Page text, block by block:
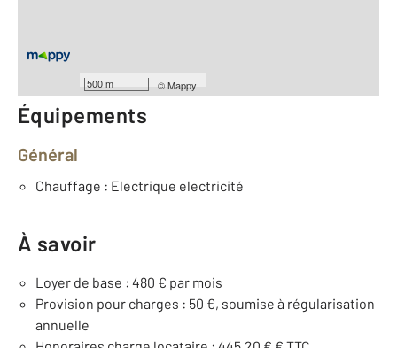
500 m ©Mappy
Année construction : 1989
Équipements
Général
Chauffage : Electrique electricité
À savoir
Loyer de base : 480 € par mois
Provision pour charges : 50 €, soumise à régularisation
annuelle